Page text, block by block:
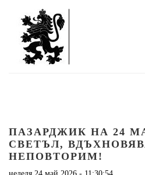
ПАЗАРДЖИК НА 24
СВЕТЪЛ,
НЕПОВТОРИМ!